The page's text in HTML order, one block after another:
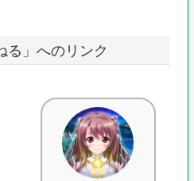
る」へのリンク